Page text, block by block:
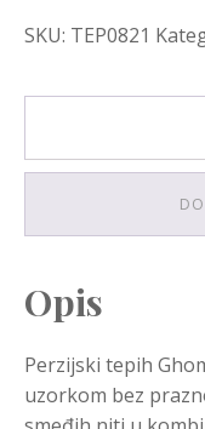
SKU: TEP0821
Opis
Perzijski tepih
uzorkom bez